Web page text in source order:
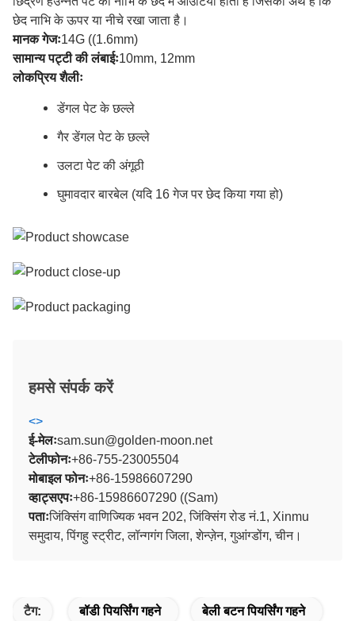
छेद नाभि के ऊपर या नीचे रखा जाता है।
मानक गेजः14G ((1.6mm)
सामान्य पट्टी की लंबाईः10mm, 12mm
लोकप्रिय शैलीः
डेंगल पेट के छल्ले
गैर डेंगल पेट के छल्ले
उलटा पेट की अंगूठी
घुमावदार बारबेल (यदि 16 गेज पर छेद किया गया हो)
हमसे संपर्क करें
<>
ई-मेलःsam.sun@golden-moon.net
टेलीफोनः+86-755-23005504
मोबाइल फोनः+86-15986607290
व्हाट्सएपः+86-15986607290 ((Sam)
पताःजिंक्सिंग वाणिज्यिक भवन 202, जिंक्सिंग रोड नं.1, Xinmu
समुदाय, पिंगहु स्ट्रीट, लॉन्गगंग जिला, शेन्ज़ेन, गुआंग्डोंग, चीन।
टैग: बॉडी पियर्सिंग गहने बेली बटन पियर्सिंग गहने